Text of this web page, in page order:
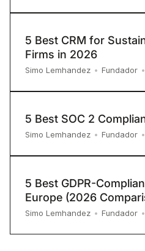
5 Best CRM for
Firms in 2026
Simo Lemhandez • Fundador •
5 Best SOC 2
Simo Lemhandez • Fundador •
5 Best GDPR-
Europe (2026
Simo Lemhandez • Fundador •